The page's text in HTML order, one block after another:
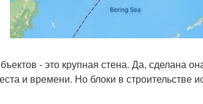
- это крупная стена. Да, сделана
и времени. Но блоки в строительстве